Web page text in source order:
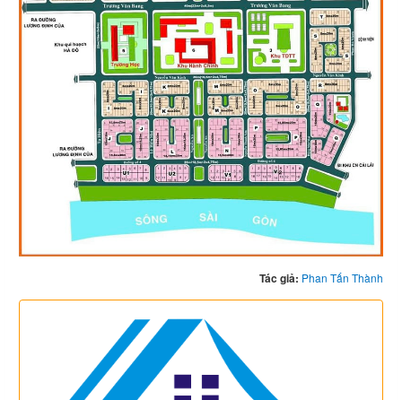
Tác giả: Phan Tấn Thành